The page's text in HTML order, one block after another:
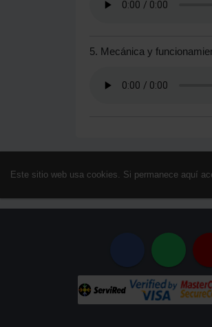
5. Mecánica y
Este sitio web usa cookies. Si permanece aquí